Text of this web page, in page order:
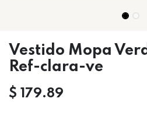
Vestido Mopa
Ref-clara-ve
$ 179.89